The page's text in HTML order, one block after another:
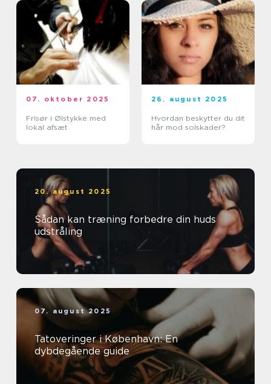
07. oktober 2025
Frisør i Ølstykke med
lokal afsæt
26. august 2025
Hvordan beskytter du dit
hår mod solskader?
20. august 2025
Sådan kan træning forbedre din huds
udstråling
07. august 2025
Tatoveringer i København: En
dybdegående guide